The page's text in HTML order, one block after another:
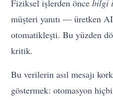
Fiziksel işlerden öncebilgi
müşteri yanıtı — üretken AI
otomatikleşti. Bu yüzden
kritik.
Bu verilerin asıl mesajı
göstermek: otomasyon